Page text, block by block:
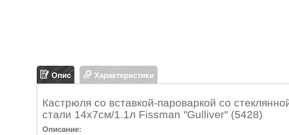
Опис Характеристики
Кастрюля со вставкой-пароваркой со
стали 14x7см/1.1л Fissman "Gulliver" (5428)
Описание: